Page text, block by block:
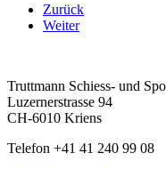
Zurück
Weiter
Truttmann Schiess- und
Luzernerstrasse 94
CH-6010 Kriens
Telefon +41 41 240 99 08